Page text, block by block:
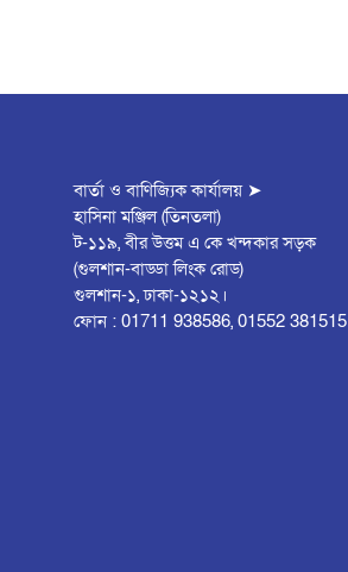
বার্তা ও বাণিজ্যিক কার্যালয় ➤
হাসিনা মঞ্জিল (তিনতলা)
ট-১১৯, বীর উত্তম এ কে খন্দকার সড়ক
(গুলশান-বাড্ডা লিংক রোড)
গুলশান-১, ঢাকা-১২১২।
ফোন : 01711 938586, 01552 381515